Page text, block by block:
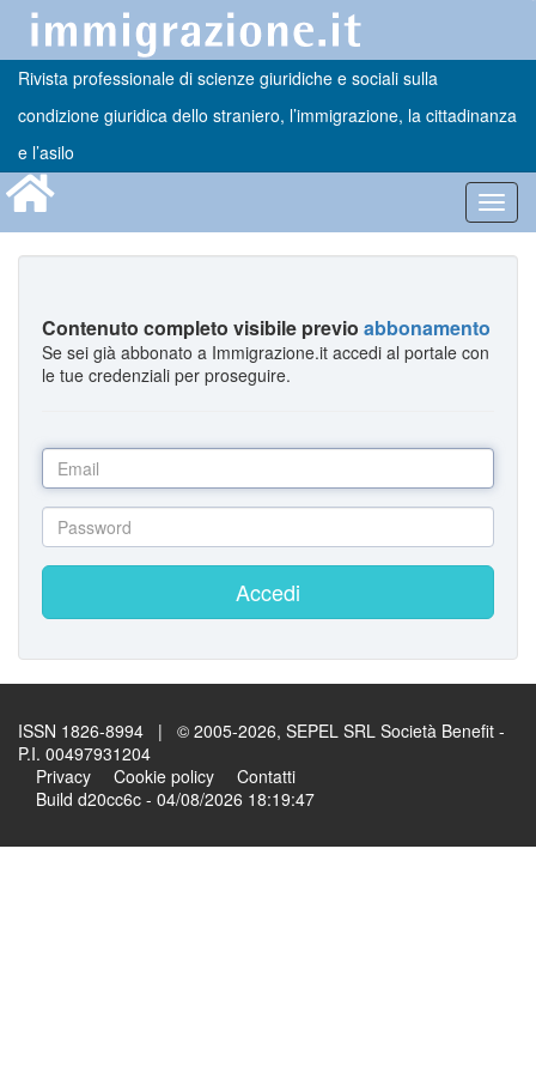
Rivista professionale di scienze giuridiche e sociali sulla
condizione giuridica dello straniero, l’immigrazione, la cittadinanza
e l’asilo
Contenuto completo visibile previo abbonamento
Se sei già abbonato a Immigrazione.it accedi al portale con
le tue credenziali per proseguire.
Accedi
ISSN 1826-8994 | © 2005-2026, SEPEL SRL Società Benefit -
P.I. 00497931204
Privacy
Cookie policy
Contatti
Build d20cc6c - 04/08/2026 18:19:47